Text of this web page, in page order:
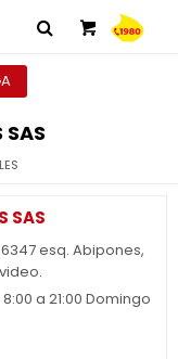
SAS
SAS
esq. Abipones,
a 21:00 Domingo